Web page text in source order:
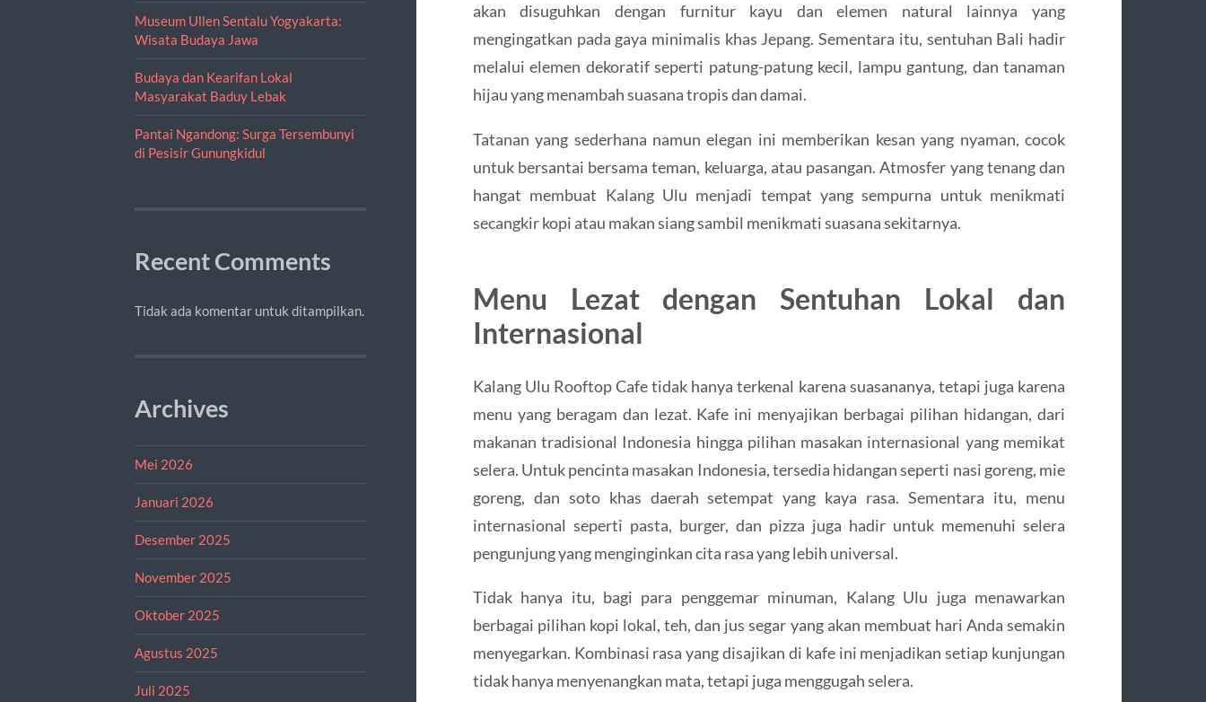
Museum Ullen Sentalu Yogyakarta:
Wisata Budaya Jawa
Budaya dan Kearifan Lokal
Masyarakat Baduy Lebak
Pantai Ngandong: Surga Tersembunyi
di Pesisir Gunungkidul
Recent Comments
Tidak ada komentar untuk ditampilkan.
Archives
Mei 2026
Januari 2026
Desember 2025
November 2025
Oktober 2025
Agustus 2025
Juli 2025
akan disuguhkan dengan furnitur kayu dan elemen natural lainnya yang
mengingatkan pada gaya minimalis khas Jepang. Sementara itu, sentuhan Bali hadir
melalui elemen dekoratif seperti patung-patung kecil, lampu gantung, dan tanaman
hijau yang menambah suasana tropis dan damai.
Tatanan yang sederhana namun elegan ini memberikan kesan yang nyaman, cocok
untuk bersantai bersama teman, keluarga, atau pasangan. Atmosfer yang tenang dan
hangat membuat Kalang Ulu menjadi tempat yang sempurna untuk menikmati
secangkir kopi atau makan siang sambil menikmati suasana sekitarnya.
Menu Lezat dengan Sentuhan Lokal dan
Internasional
Kalang Ulu Rooftop Cafe tidak hanya terkenal karena suasananya, tetapi juga karena
menu yang beragam dan lezat. Kafe ini menyajikan berbagai pilihan hidangan, dari
makanan tradisional Indonesia hingga pilihan masakan internasional yang memikat
selera. Untuk pencinta masakan Indonesia, tersedia hidangan seperti nasi goreng, mie
goreng, dan soto khas daerah setempat yang kaya rasa. Sementara itu, menu
internasional seperti pasta, burger, dan pizza juga hadir untuk memenuhi selera
pengunjung yang menginginkan cita rasa yang lebih universal.
Tidak hanya itu, bagi para penggemar minuman, Kalang Ulu juga menawarkan
berbagai pilihan kopi lokal, teh, dan jus segar yang akan membuat hari Anda semakin
menyegarkan. Kombinasi rasa yang disajikan di kafe ini menjadikan setiap kunjungan
tidak hanya menyenangkan mata, tetapi juga menggugah selera.